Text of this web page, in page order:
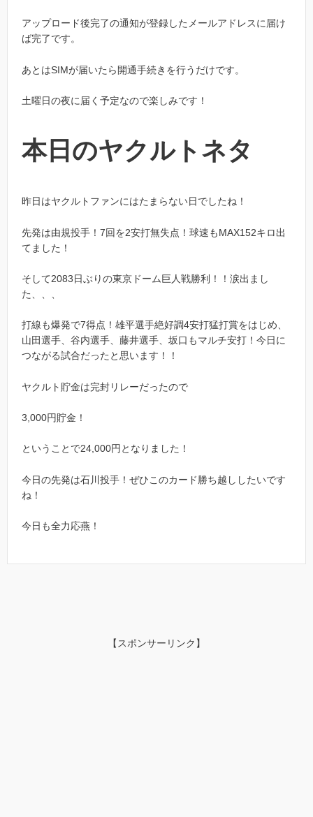
アップロード後完了の通知が登録したメールアドレスに届け
ば完了です。
あとはSIMが届いたら開通手続きを行うだけです。
土曜日の夜に届く予定なので楽しみです！
本日のヤクルトネタ
昨日はヤクルトファンにはたまらない日でしたね！
先発は由規投手！7回を2安打無失点！球速もMAX152キロ出
てました！
そして2083日ぶりの東京ドーム巨人戦勝利！！涙出まし
た、、、
打線も爆発で7得点！雄平選手絶好調4安打猛打賞をはじめ、
山田選手、谷内選手、藤井選手、坂口もマルチ安打！今日に
つながる試合だったと思います！！
ヤクルト貯金は完封リレーだったので
3,000円貯金！
ということで24,000円となりました！
今日の先発は石川投手！ぜひこのカード勝ち越ししたいです
ね！
今日も全力応燕！
【スポンサーリンク】